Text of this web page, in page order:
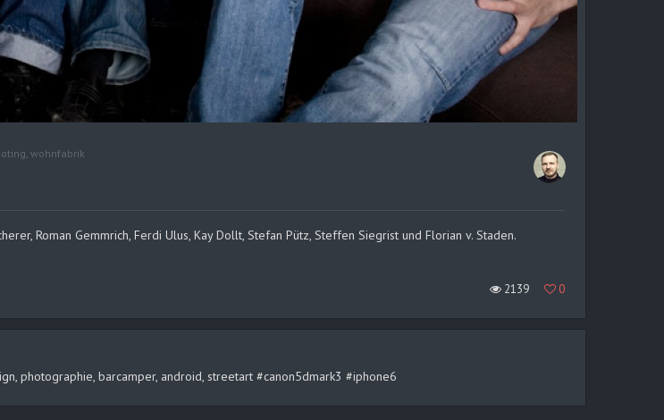
, wohnfabrik
Roman Gemmrich, Ferdi Ulus, Kay Dollt, Stefan Pütz, Steffen Siegrist und Florian v. Staden.
2139 0
photographie, barcamper, android, streetart #canon5dmark3 #iphone6